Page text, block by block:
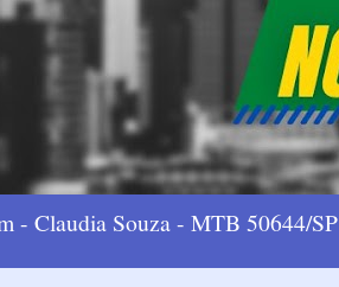
- Claudia Souza - MTB 50644/SP